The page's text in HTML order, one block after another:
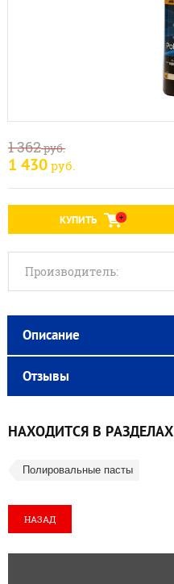
1 362руб.
1 430 руб.
КУПИТЬ
Производитель:
Описание
Отзывы
НАХОДИТСЯ В РАЗДЕЛАХ
Полировальные пасты
НАЗАД